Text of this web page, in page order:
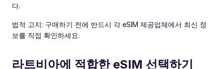
다.
법적 고지: 구매하기 전에 반드시 각 eSIM 제공업체에서 최신 정
보를 직접 확인하세요.
라트비아에 적합한 eSIM 선택하기